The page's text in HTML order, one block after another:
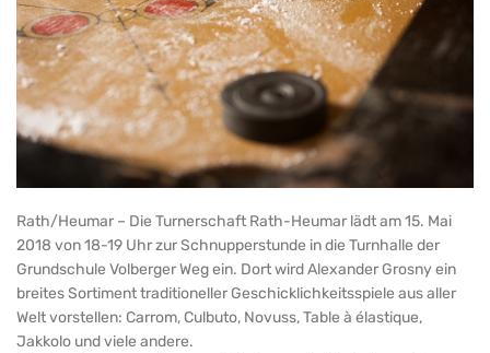
Rath/Heumar – Die Turnerschaft Rath-Heumar lädt am 15. Mai
2018 von 18-19 Uhr zur Schnupperstunde in die Turnhalle der
Grundschule Volberger Weg ein. Dort wird Alexander Grosny ein
breites Sortiment traditioneller Geschicklichkeitsspiele aus aller
Welt vorstellen: Carrom, Culbuto, Novuss, Table à élastique,
Jakkolo und viele andere.